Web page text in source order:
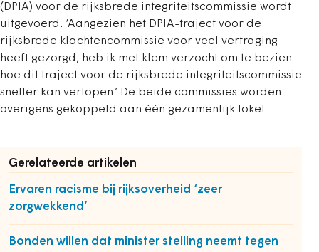
(DPIA) voor de rijksbrede integriteitscommissie wordt
uitgevoerd. ‘Aangezien het DPIA-traject voor de
rijksbrede klachtencommissie voor veel vertraging
heeft gezorgd, heb ik met klem verzocht om te bezien
hoe dit traject voor de rijksbrede integriteitscommissie
sneller kan verlopen.’ De beide commissies worden
overigens gekoppeld aan één gezamenlijk loket.
Gerelateerde artikelen
Ervaren racisme bij rijksoverheid ‘zeer
zorgwekkend’
Bonden willen dat minister stelling neemt tegen